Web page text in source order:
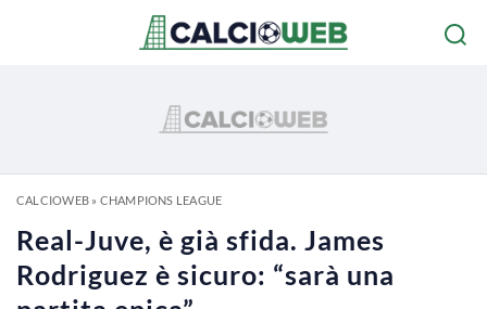
CALCIOWEB» CHAMPIONS LEAGUE
Real-Juve, è già sfida. James
Rodriguez è sicuro: “sarà una